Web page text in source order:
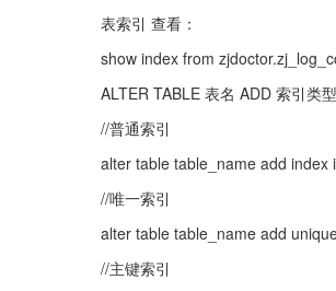
表索引 查看：
show index from
ALTER TABLE 表名 ADD 索引类
//普通索引
alter table table_name add index
//唯一索引
alter table table_name add
//主键索引